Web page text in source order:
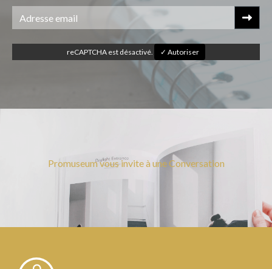
reCAPTCHA est désactivé. ✓ Autoriser
Promuseum vous invite à une Conversation